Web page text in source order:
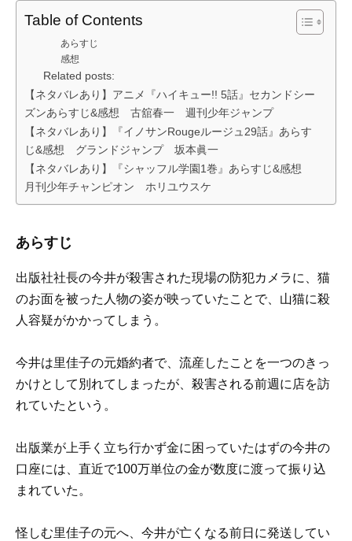
Table of Contents
あらすじ
感想
Related posts:
【ネタバレあり】アニメ『ハイキュー!! 5話』セカンドシー
ズンあらすじ&感想 古舘春一 週刊少年ジャンプ
【ネタバレあり】『イノサンRougeルージュ29話』あらす
じ&感想 グランドジャンプ 坂本眞一
【ネタバレあり】『シャッフル学園1巻』あらすじ&感想
月刊少年チャンピオン ホリユウスケ
あらすじ
出版社社長の今井が殺害された現場の防犯カメラに、猫
のお面を被った人物の姿が映っていたことで、山猫に殺
人容疑がかかってしまう。
今井は里佳子の元婚約者で、流産したことを一つのきっ
かけとして別れてしまったが、殺害される前週に店を訪
れていたという。
出版業が上手く立ち行かず金に困っていたはずの今井の
口座には、直近で100万単位の金が数度に渡って振り込
まれていた。
怪しむ里佳子の元へ、今井が亡くなる前日に発送してい